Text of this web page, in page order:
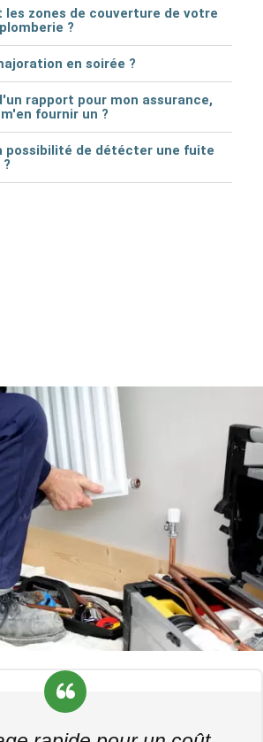
les zones de couverture de votre
?
en soirée ?
rapport pour mon assurance,
fournir un ?
possibilité de détécter une fuite